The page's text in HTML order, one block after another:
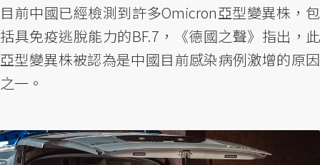
目前中國已經檢測到許多Omicron亞型變異株，包
括具免疫逃脫能力的BF.7，《德國之聲》指出，此
亞型變異株被認為是中國目前感染病例激增的原因
之一。